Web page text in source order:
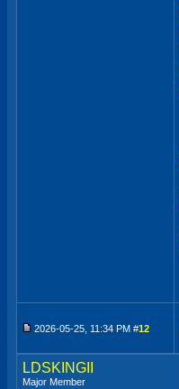
2026-05-25, 11:34 PM #12
LDSKINGII
Major Member